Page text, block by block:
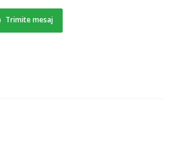
Trimite mesaj